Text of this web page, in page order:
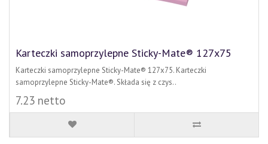
Karteczki samoprzylepne Sticky-Mate® 127x75
Karteczki samoprzylepne Sticky-Mate® 127x75. Karteczki
samoprzylepne Sticky-Mate®. Składa się z czys..
7.23 netto